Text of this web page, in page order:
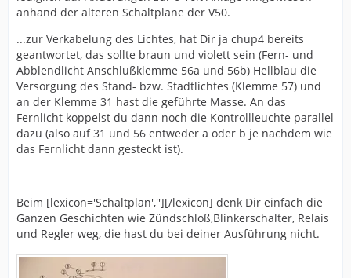
anhand der älteren Schaltpläne der V50.
...zur Verkabelung des Lichtes, hat Dir ja chup4 bereits
geantwortet, das sollte braun und violett sein (Fern- und
Abblendlicht Anschlußklemme 56a und 56b) Hellblau die
Versorgung des Stand- bzw. Stadtlichtes (Klemme 57) und
an der Klemme 31 hast die geführte Masse. An das
Fernlicht koppelst du dann noch die Kontrollleuchte parallel
dazu (also auf 31 und 56 entweder a oder b je nachdem wie
das Fernlicht dann gesteckt ist).
Beim [lexicon='Schaltplan',''][/lexicon] denk Dir einfach die
Ganzen Geschichten wie Zündschloß,Blinkerschalter, Relais
und Regler weg, die hast du bei deiner Ausführung nicht.